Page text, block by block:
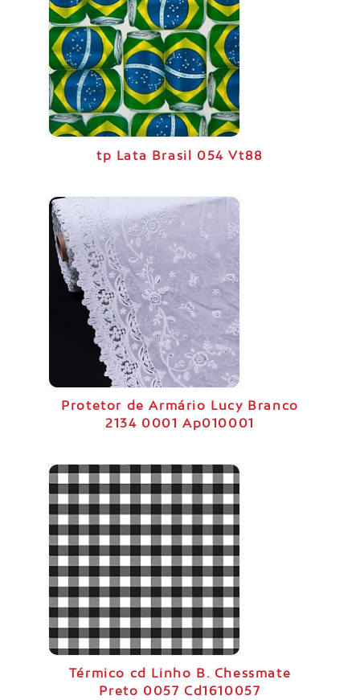
tp Lata Brasil 054 Vt88
Protetor de Armário Lucy Branco
2134 0001 Ap010001
Térmico cd Linho B. Chessmate
Preto 0057 Cd1610057